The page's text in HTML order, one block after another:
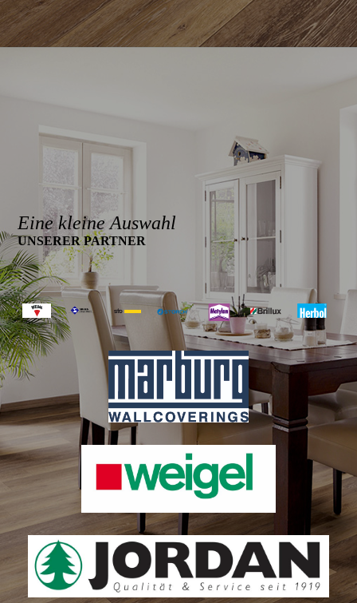
Eine kleine Auswahl
UNSERER PARTNER